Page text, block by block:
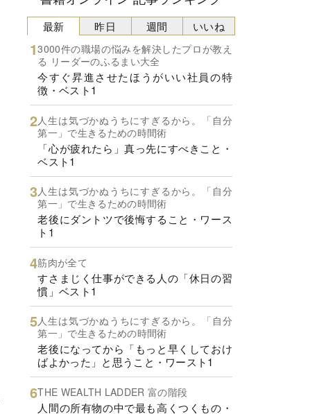
最新
3000件の職場の悩みを解決したプロが教え
る リーダーのふるまい大全
今すぐ昇進させたほうがいい社員の特
徴・ベスト1
人生は気づかぬうちにすぎるから。「自分
第一」で生きるための時間術
「心が疲れたら」真っ先にすべきこと・
ベスト1
人生は気づかぬうちにすぎるから。「自分
第一」で生きるための時間術
老後にダントツで後悔すること・ワース
ト1
筋肉が全て
すさまじく仕事ができる人の「休日の習
慣」ベスト1
人生は気づかぬうちにすぎるから。「自分
第一」で生きるための時間術
老後になってから「もっと早くしておけ
ばよかった」と思うこと・ワースト1
THE WEALTH LADDER 富の階段
人間の所有物の中で最も高くつくもの・
昨日 週間 いいね